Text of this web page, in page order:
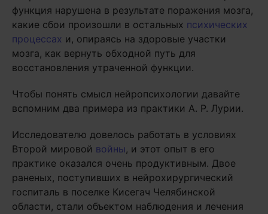
функция нарушена в результате поражения мозга,
какие сбои произошли в остальных психических
процессах и, опираясь на здоровые участки
мозга, как вернуть обходной путь для
восстановления утраченной функции.
Чтобы понять смысл нейропсихологии давайте
вспомним два примера из практики А. Р. Лурии.
Исследователю довелось работать в условиях
Второй мировой войны, и этот опыт в его
практике оказался очень продуктивным. Двое
раненых, поступивших в нейрохирургический
госпиталь в поселке Кисегач Челябинской
области, стали объектом наблюдения и лечения